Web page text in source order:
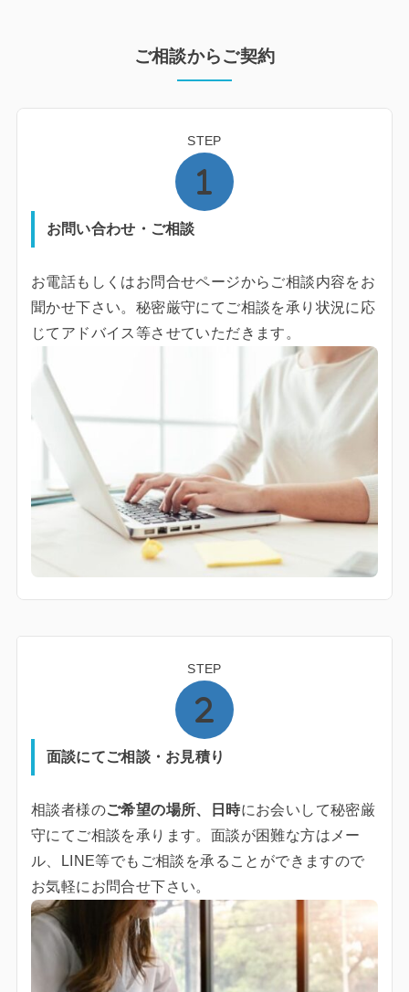
ご相談からご契約
STEP
お問い合わせ・ご相談
お電話もしくはお問合せページからご相談内容をお
聞かせ下さい。秘密厳守にてご相談を承り状況に応
じてアドバイス等させていただきます。
STEP
面談にてご相談・お見積り
相談者様のご希望の場所、日時にお会いして秘密厳
守にてご相談を承ります。面談が困難な方はメー
ル、LINE等でもご相談を承ることができますので
お気軽にお問合せ下さい。